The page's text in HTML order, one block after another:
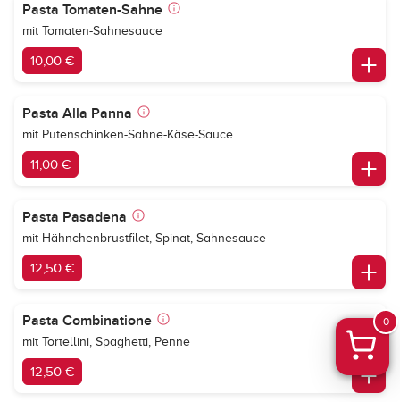
Pasta Tomaten-Sahne
mit Tomaten-Sahnesauce
10,00 €
Pasta Alla Panna
mit Putenschinken-Sahne-Käse-Sauce
11,00 €
Pasta Pasadena
mit Hähnchenbrustfilet, Spinat, Sahnesauce
12,50 €
Pasta Combinatione
mit Tortellini, Spaghetti, Penne
12,50 €
0